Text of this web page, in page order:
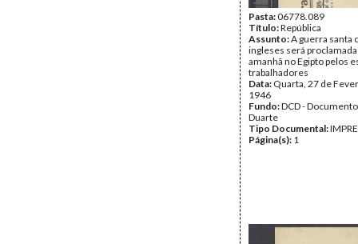
Pasta:06778.089
Título:República
Assunto:A guerra santa
ingleses será
amanhã no Egipto pelos
trabalhadores
Data: Quarta, 27 de
1946
Fundo:DCD -
Duarte
Tipo Documental:
Página(s): 1